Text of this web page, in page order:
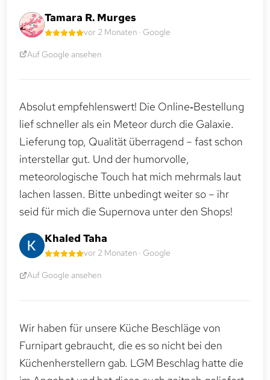
Tamara R. Murges
vor 2 Monaten · Google
Auf Google ansehen
Absolut empfehlenswert! Die Online‑Bestellung
lief schneller als ein Meteor durch die Galaxie.
Lieferung top, Qualität überragend – fast schon
interstellar gut. Und der humorvolle,
meteorologische Touch hat mich mehrmals laut
lachen lassen. Bitte unbedingt weiter so – ihr
seid für mich die Supernova unter den Shops!
Khaled Taha
vor 2 Monaten · Google
Auf Google ansehen
Wir haben für unsere Küche Beschläge von
Furnipart gebraucht, die es so nicht bei den
Küchenherstellern gab. LGM Beschlag hatte die